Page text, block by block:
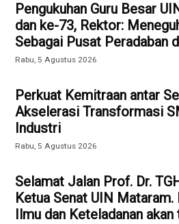
Pengukuhan Guru Besar
dan ke-73, Rektor:
Sebagai Pusat Peradaban
Rabu, 5 Agustus 2026
Perkuat Kemitraan antar
Akselerasi Transformasi
Industri
Rabu, 5 Agustus 2026
Selamat Jalan Prof. Dr.
Ketua Senat UIN
Ilmu dan Keteladanan